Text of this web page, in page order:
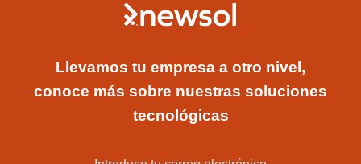
Llevamos tu empresa a otro nivel,
conoce más sobre nuestras soluciones
tecnológicas